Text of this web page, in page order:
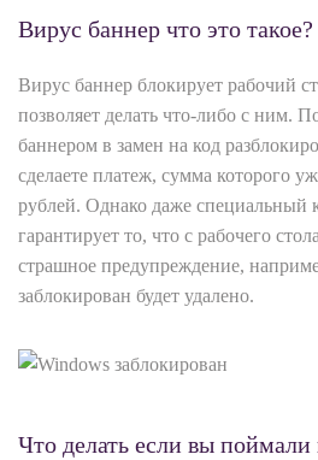
Вирус баннер что это такое?
Вирус баннер блокирует рабочий
позволяет делать что-либо с ним.
баннером в замен на код
сделаете платеж, сумма которого
рублей. Однако даже специальный
гарантирует то, что с рабочего
страшное предупреждение,
заблокирован будет удалено.
Что делать если вы поймали